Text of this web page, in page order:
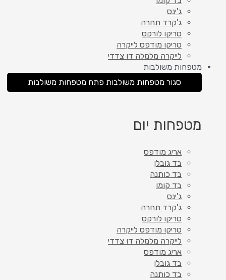
ג'ינס
ג'קרד תחרה
טריקו לורקס
טריקו מודפס לייקרה
לייקרה מלמלה דו צדדי
מטפחות משולבות
סגור מטפחות משולבות פתח מטפחות משולבות
מטפחות יום
אריג מודפס
בד גובלן
בד כותנה
בד קומו
ג'ינס
ג'קרד תחרה
טריקו לורקס
טריקו מודפס לייקרה
לייקרה מלמלה דו צדדי
אריג מודפס
בד גובלן
בד כותנה